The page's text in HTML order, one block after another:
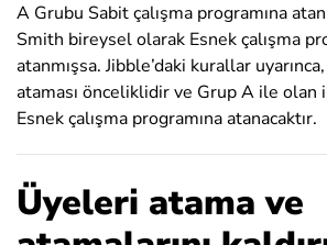
A Grubu Sabit çalışma programına
Smith bireysel olarak Esnek çalışma
atanmışsa. Jibble’daki kurallar
ataması önceliklidir ve Grup A ile olan
Esnek çalışma programına atanacaktır.
Üyeleri atama ve